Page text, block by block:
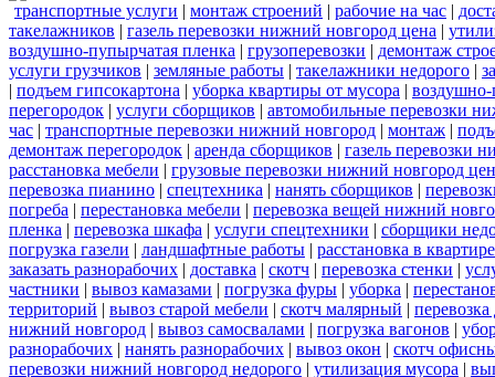
транспортные услуги | монтаж строений | рабочие на час |
такелажников | газель перевозки нижний новгород цена |
воздушно-пупырчатая пленка | грузоперевозки | демонтаж
услуги грузчиков | земляные работы | такелажники недорого |
| подъем гипсокартона | уборка квартиры от мусора | воздушно-
перегородок | услуги сборщиков | автомобильные перевозки
час | транспортные перевозки нижний новгород | монтаж |
демонтаж перегородок | аренда сборщиков | газель перевозки
расстановка мебели | грузовые перевозки нижний новгород
перевозка пианино | спецтехника | нанять сборщиков |
погреба | перестановка мебели | перевозка вещей нижний
пленка | перевозка шкафа | услуги спецтехники | сборщики
погрузка газели | ландшафтные работы | расстановка в квартире
заказать разнорабочих | доставка | скотч | перевозка стенки |
частники | вывоз камазами | погрузка фуры | уборка |
территорий | вывоз старой мебели | скотч малярный |
нижний новгород | вывоз самосвалами | погрузка вагонов |
разнорабочих | нанять разнорабочих | вывоз окон | скотч
перевозки нижний новгород недорого | утилизация мусора |